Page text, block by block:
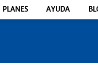
PLANES AYUDA